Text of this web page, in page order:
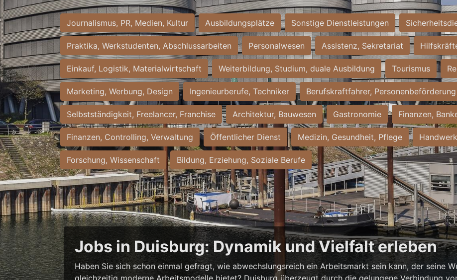
Journalismus, PR, Medien, Kultur Ausbildungsplätze Sonstige Dienstleistungen
Praktika, Werkstudenten, Abschlussarbeiten Personalwesen Assistenz, Sekretariat
Einkauf, Logistik, Materialwirtschaft Weiterbildung, Studium, duale Ausbildung Tourismus
Marketing, Werbung, Design Ingenieurberufe, Techniker Berufskraftfahrer, Personenbeförderung
Selbstständigkeit, Freelancer, Franchise Architektur, Bauwesen Gastronomie Finanzen,
Finanzen, Controlling, Verwaltung Öffentlicher Dienst Medizin, Gesundheit, Pflege
Forschung, Wissenschaft Bildung, Erziehung, Soziale Berufe
Jobs in Duisburg: Dynamik und Vielfalt erleben
Haben Sie sich schon einmal gefragt, wie abwechslungsreich ein Arbeitsmarkt sein kann, der seine